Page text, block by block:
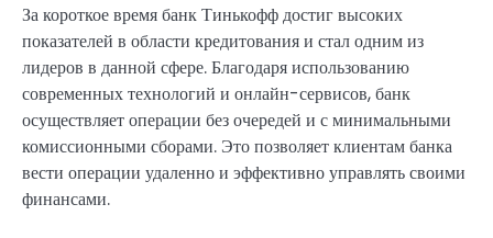
За короткое время банк Тинькофф достиг высоких
показателей в области кредитования и стал одним из
лидеров в данной сфере. Благодаря использованию
современных технологий и онлайн-сервисов, банк
осуществляет операции без очередей и с минимальными
комиссионными сборами. Это позволяет клиентам банка
вести операции удаленно и эффективно управлять своими
финансами.